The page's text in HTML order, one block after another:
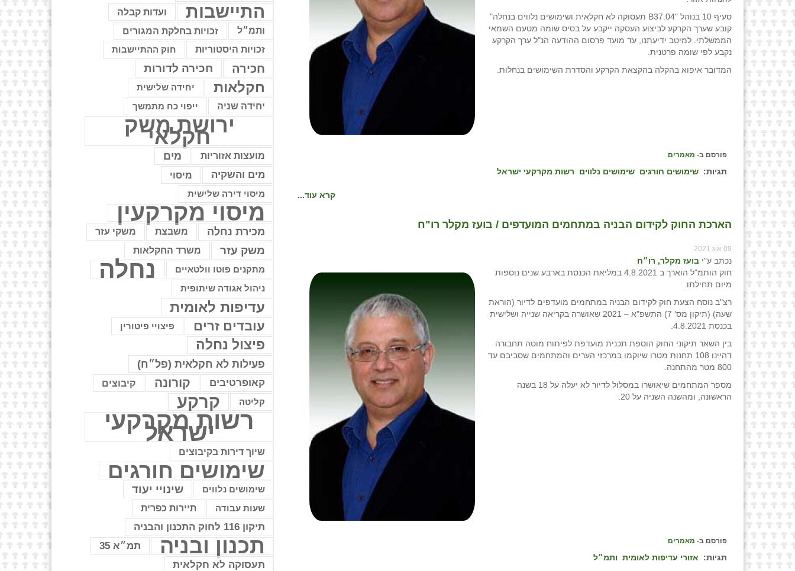
סעיף 10 בנוהל "B37.04 תעסוקה לא חקלאית ושימושים נלווים בנחלה"
קובע שערך הקרקע לביצוע העסקה ייקבע על בסיס שומה מטעם השמאי
הממשלתי. למיטב ידיעתנו, עד מועד פרסום ההודעה הנ"ל ערך הקרקע
נקבע לפי שומה פרטנית.
המדובר איפוא בהקלה בהקצאת הקרקע והסדרת השימושים בנחלות.
פורסם ב- מאמרים
תגיות: שימושים חורגים שימושים נלווים רשות מקרקעי ישראל
קרא עוד...
הארכת החוק לקידום הבניה במתחמים המועדפים / בועז מקלר רו"ח
09 אוג 2021
נכתב ע"י בועז מקלר, רו״ח
חוק הותמ"ל הוארך ב 4.8.2021 במליאת הכנסת בארבע שנים נוספות
מיום תחילתו.
רצ"ב נוסח הצעת חוק לקידום הבניה במתחמים מועדפים לדיור (הוראת
שעה) (תיקון מס' 7) התשפ"א – 2021 שאושרה בקריאה שנייה ושלישית
בכנסת 4.8.2021.
בין השאר תיקוני החוק הוספת תכנית מועדפת לפיתוח מוטה תחבורה
דהיינו 108 תחנות מטרו שיוקמו במרכזי הערים והמתחמים שסביבם עד
800 מטר מהתחנה.
מספר המתחמים שיאושרו במסלול לדיור לא יעלה על 18 בשנה
הראשונה, ומהשנה השניה על 20.
פורסם ב- מאמרים
תגיות: אזורי עדיפות לאומית ותמ״ל
התיישבות ועדות קבלה
ותמ״ל זכויות בחלקת המגורים
זכויות היסטוריות חוק ההתיישבות
חכירה חכירה לדורות
חקלאות
יחידה שלישית
יחידה שניה
ייפוי כח מתמשך
ירושת משק
חקלאי
מועצות אזוריות מים
מים והשקיה מיסוי
מיסוי דירה שלישית
מיסוי מקרקעין
מכירת נחלה משבצת משקי עזר
משק עזר משרד החקלאות
מתקנים פוטו וולטאיים נחלה
ניהול אגודה שיתופית
עדיפות לאומית
עובדים זרים פיצויי פיטורין
פיצול נחלה
פעילות לא חקלאית (פל״ח)
קאופרטיבים קורונה קיבוצים
קליטה קרקע
רשות מקרקעי
ישראל
שיוך דירות בקיבוצים
שימושים חורגים
שימושים נלווים שינויי יעוד
שעות עבודה תיירות כפרית
תיקון 116 לחוק התכנון והבניה
תכנון ובניה
תמ״א 35
תעסוקה לא חקלאית